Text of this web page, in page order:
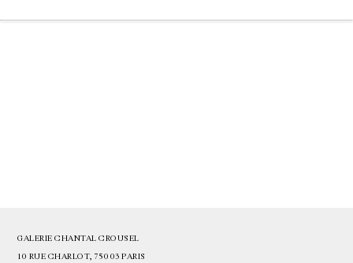
GALERIE CHANTAL CROUSEL
10 RUE CHARLOT, 75003 PARIS